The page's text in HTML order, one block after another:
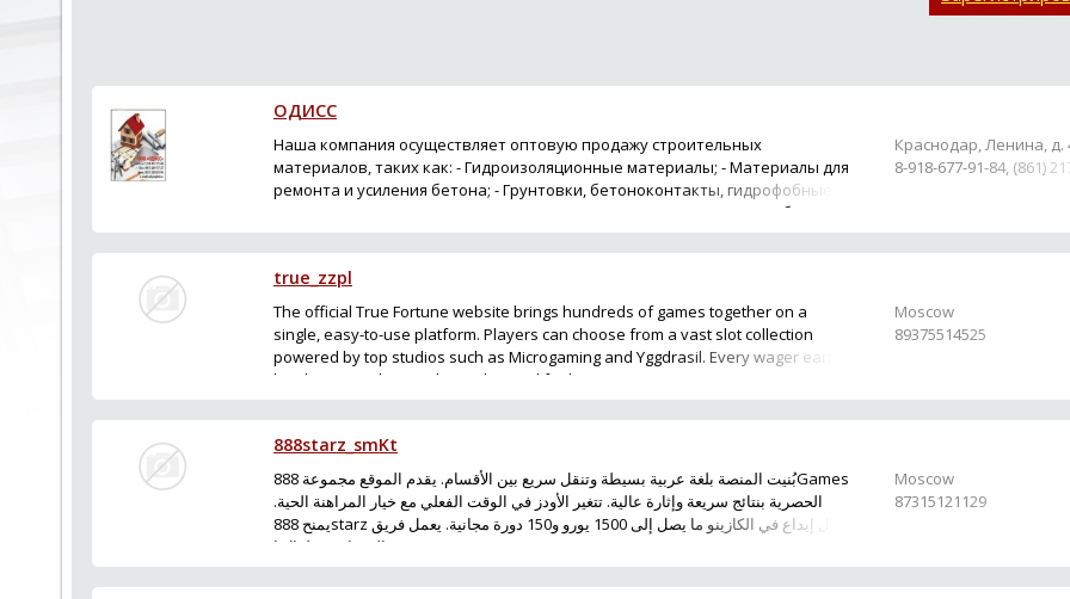
ОДИСС
Наша компания осуществляет оптовую продажу строительных
материалов, таких как: - Гидроизоляционные материалы; - Материалы для
ремонта и усиления бетона; - Грунтовки, бетоноконтакты, гидрофобные
пропитки; - Цементные штукатурки/шпатлёвки на основе серого/белого
цемента (...
Краснодар, Ленина, д.
8-918-677-91-84, (861)
true_zzpl
The official True Fortune website brings hundreds of games together on a
single, easy-to-use platform. Players can choose from a vast slot collection
powered by top studios such as Microgaming and Yggdrasil. Every wager earns
loyalty points that can be exchanged for bon...
Moscow
89375514525
888starz_smKt
بُنيت المنصة بلغة عربية بسيطة وتنقل سريع بين الأقسام. يقدم الموقع مجموعة 888Games
الحصرية بنتائج سريعة وإثارة عالية. تتغير الأودز في الوقت الفعلي مع خيار المراهنة الحية.
يمنح 888starz أول إيداع في الكازينو ما يصل إلى 1500 يورو و150 دورة مجانية. يعمل فريق
Moscow
87315121129